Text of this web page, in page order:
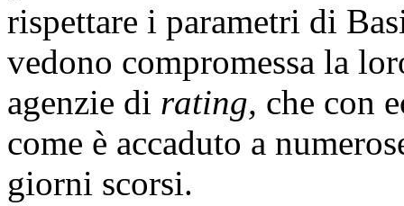
rispettare i parametri di
vedono compromessa la
agenzie di rating, che con
come è accaduto a
giorni scorsi.